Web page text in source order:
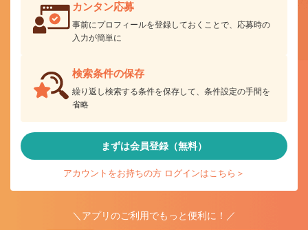
カンタン応募
事前にプロフィールを登録しておくことで、応募時の
入力が簡単に
検索条件の保存
繰り返し検索する条件を保存して、条件設定の手間を
省略
まずは会員登録（無料）
アカウントをお持ちの方 ログインはこちら＞
＼アプリのご利用でもっと便利に！／